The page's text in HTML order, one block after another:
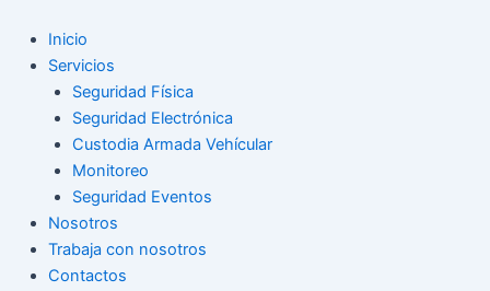
contenido
Inicio
Servicios
Seguridad Física
Seguridad Electrónica
Custodia Armada Vehícular
Monitoreo
Seguridad Eventos
Nosotros
Trabaja con nosotros
Contactos
entradas